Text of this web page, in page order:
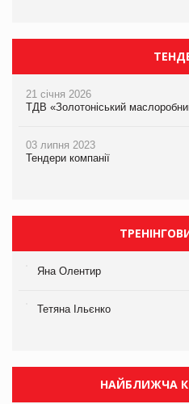
21 січня 2026
ТДВ «Золотоніський
03 липня 2023
Тендери компанії
Яна Олентир
Тетяна Ільєнко
НАЙБЛИЖЧА